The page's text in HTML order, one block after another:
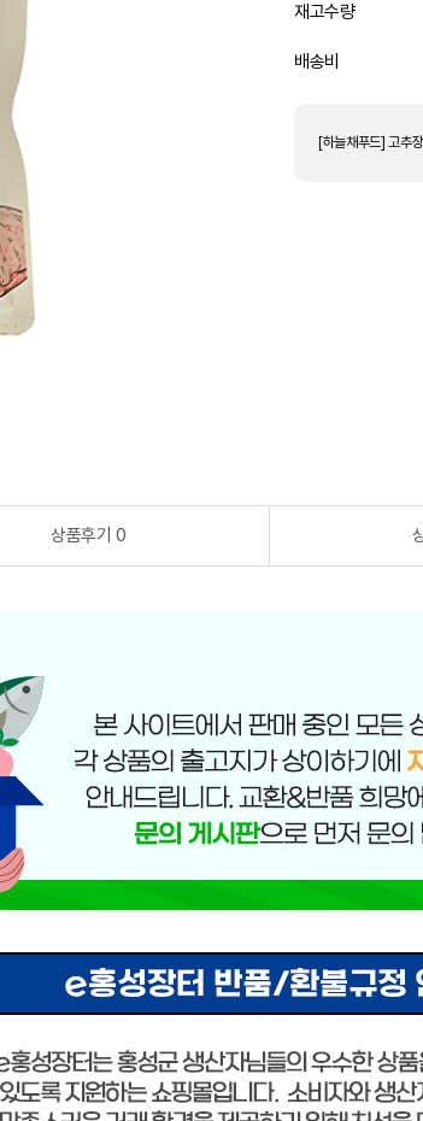
재고수량
배송비
[하늘채푸드] 고추
상품후기 0